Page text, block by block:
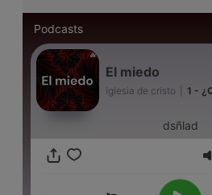
Podcasts
El miedo
iglesia de cristo 1 -
dsñlad